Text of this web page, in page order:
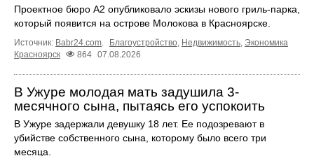
Проектное бюро А2 опубликовало эскизы нового гриль-парка,
который появится на острове Молокова в Красноярске.
Источник: Babr24.com. Благоустройство, Недвижимость, Экономика
Красноярск
864 07.08.2026
В Ужуре молодая мать задушила 3-
месячного сына, пытаясь его успокоить
В Ужуре задержали девушку 18 лет. Ее подозревают в
убийстве собственного сына, которому было всего три
месяца.